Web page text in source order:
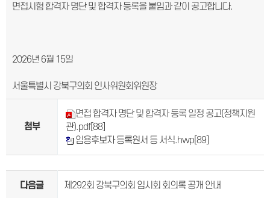
면접시험 합격자 명단 및 합격자 등록을 붙임과 같이 공고합니다.
2026년 6월 15일
서울특별시 강북구의회 인사위원회위원장
첨부
면접 합격자 명단 및 합격자 등록 일정 공고(정책지원
관).pdf[88]
임용후보자 등록원서 등 서식.hwp [89]
다음글 제292회 강북구의회 임시회 회의록 공개 안내